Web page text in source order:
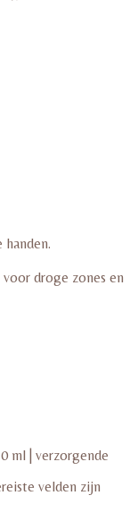
droge zones en
ml | verzorgende
velden zijn